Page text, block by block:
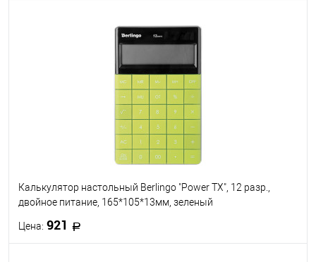
Калькулятор настольный Berlingo "Power TX", 12 разр.,
двойное питание, 165*105*13мм, зеленый
Цена: 921